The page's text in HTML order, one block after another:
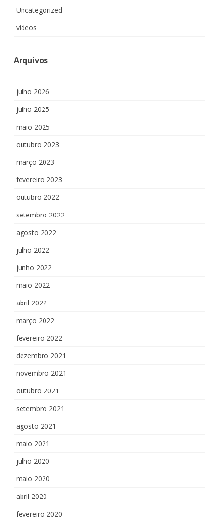
Uncategorized
vídeos
Arquivos
julho 2026
julho 2025
maio 2025
outubro 2023
março 2023
fevereiro 2023
outubro 2022
setembro 2022
agosto 2022
julho 2022
junho 2022
maio 2022
abril 2022
março 2022
fevereiro 2022
dezembro 2021
novembro 2021
outubro 2021
setembro 2021
agosto 2021
maio 2021
julho 2020
maio 2020
abril 2020
fevereiro 2020